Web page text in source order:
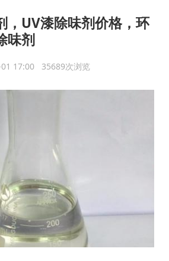
，UV漆除味剂价格，环
味剂
17:00 35689次浏览